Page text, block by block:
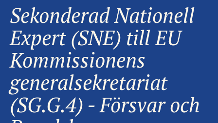
Sekonderad Nationell
Expert (SNE) till EU
Kommissionens
generalsekretariat
(SG.G.4) - Försvar och